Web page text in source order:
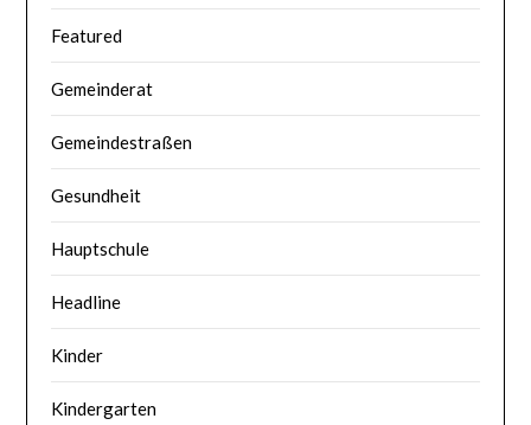
Featured
Gemeinderat
Gemeindestraßen
Gesundheit
Hauptschule
Headline
Kinder
Kindergarten